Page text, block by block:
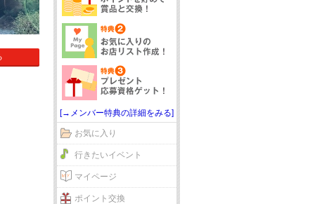
[→メンバー特典の詳細をみる]
お気に入り
行きたいイベント
マイページ
ポイント交換